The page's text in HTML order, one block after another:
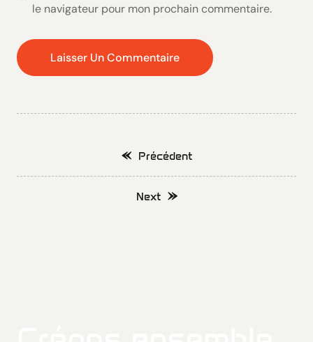
le navigateur pour mon prochain commentaire.
Précédent
Next